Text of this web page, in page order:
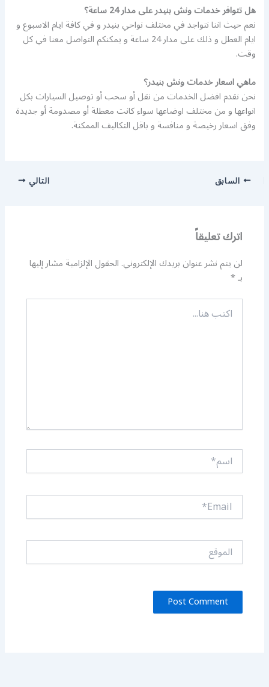
هل تتوافر خدمات ونش بنيدر على مدار 24 ساعة؟
نعم حيث اننا نتواجد في مختلف نواحي بنيدر و في كافة ايام الاسبوع و
ايام العطل و ذلك على مدار 24 ساعة و يمكنكم التواصل معنا في كل
وقت.
ماهي اسعار خدمات ونش بنيدر؟
نحن نقدم افضل الخدمات من نقل أو سحب أو توصيل السيارات بكل
انواعها و من مختلف اوضاعها سواء كانت معطلة أو مصدومة أو جديدة
وفق اسعار رخيصة و منافسة و باقل التكاليف الممكنة.
السابق التالي
اترك تعليقاً
لن يتم نشر عنوان بريدك الإلكتروني.الحقول الإلزامية مشار إليها
بـ*
اكتب
هنا...
اسم*
Email*
الموقع